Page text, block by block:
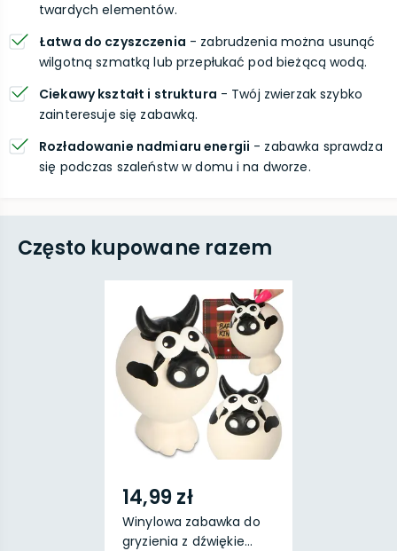
twardych elementów.
Łatwa do czyszczenia - zabrudzenia można usunąć
wilgotną szmatką lub przepłukać pod bieżącą wodą.
Ciekawy kształt i struktura - Twój zwierzak szybko
zainteresuje się zabawką.
Rozładowanie nadmiaru energii - zabawka sprawdza
się podczas szaleństw w domu i na dworze.
Często kupowane razem
14,99 zł
Winylowa zabawka do
gryzienia z dźwiękie...